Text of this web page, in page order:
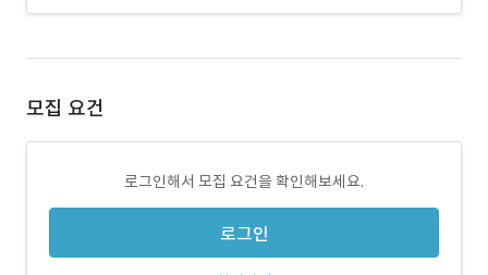
모집 요건
로그인해서 모집 요건을 확인해보세요.
로그인